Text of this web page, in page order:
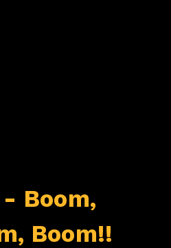
Boom,
Boom!!